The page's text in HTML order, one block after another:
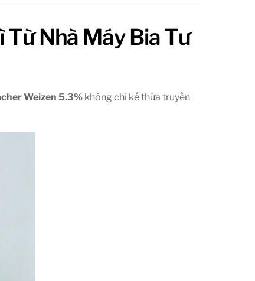
Từ Nhà Máy Bia Tư
Weizen 5.3% không chỉ kế thừa truyền